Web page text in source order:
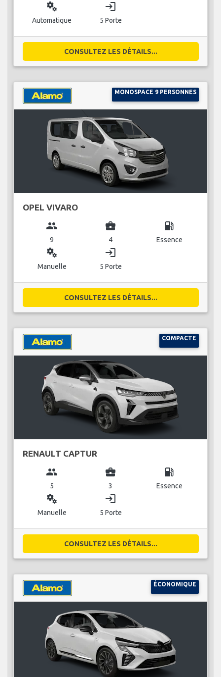
miscellaneous_services
Automatique
login
5 Porte
CONSULTEZ LES DÉTAILS...
MONOSPACE 9 PERSONNES
OPEL VIVARO
group
9
business_center
4
local_gas_station
Essence
miscellaneous_services
Manuelle
login
5 Porte
CONSULTEZ LES DÉTAILS...
COMPACTE
RENAULT CAPTUR
group
5
business_center
3
local_gas_station
Essence
miscellaneous_services
Manuelle
login
5 Porte
CONSULTEZ LES DÉTAILS...
ÉCONOMIQUE